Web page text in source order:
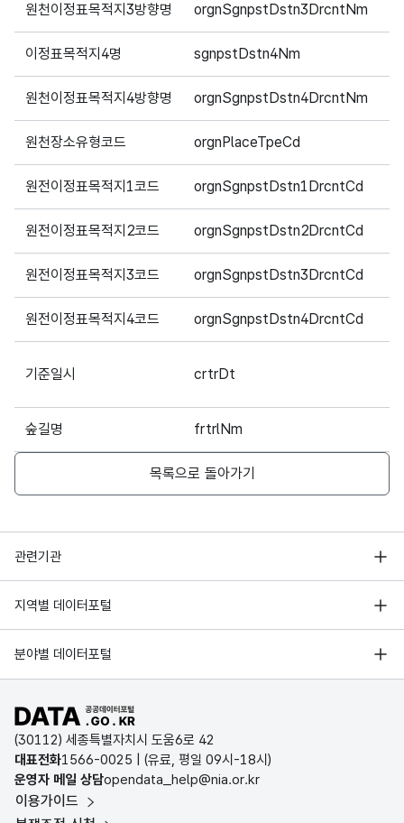
원천이정표목적지3방향명 orgnSgnpstDstn3DrcntNm
이정표목적지4명 sgnpstDstn4Nm
원천이정표목적지4방향명 orgnSgnpstDstn4DrcntNm
원천장소유형코드 orgnPlaceTpeCd
원전이정표목적지1코드 orgnSgnpstDstn1DrcntCd
원전이정표목적지2코드 orgnSgnpstDstn2DrcntCd
원전이정표목적지3코드 orgnSgnpstDstn3DrcntCd
원전이정표목적지4코드 orgnSgnpstDstn4DrcntCd
기준일시 crtrDt
숲길명 frtrlNm
목록으로 돌아가기
관련기관
행정안전부
한국지능정보사회진흥원
국가정보자원관리원
지역별 데이터포털
서울 열린데이터광장
경기데이터드림
D-데이터허브
인천데이터포털
울산광역시 데이터포털
전남광주통합특별시 빅데이터 플랫폼
분야별 데이터포털
기상자료개방포털
국토교통부 공간정보오픈플랫폼
환경부 환경데이터포털
문화데이터광장
농림축산식품 공공데이터포털
보건의료빅데이터개방시스템
공공데이터포털 바로가기
(30112) 세종특별자치시 도움6로 42
대표전화1566-0025 | (유료, 평일 09시-18시)
운영자 메일 상담opendata_help@nia.or.kr
이용가이드